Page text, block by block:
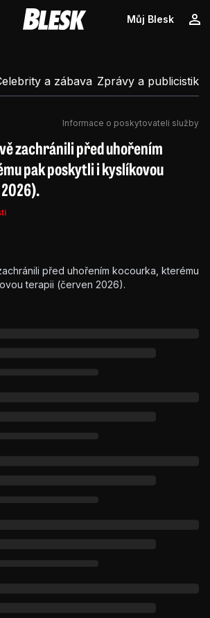
Můj Blesk
a zábava Zprávy a publicistika
Informace o poskytovateli služby
zachránili před uhořením
pak poskytli i kyslíkovou
před uhořením kocourka, kterému
terapii (červen 2026).